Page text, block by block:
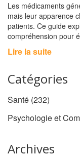
Les médicaments
mais leur apparence
patients. Ce guide
compréhension pour
Lire la suite
Catégories
Santé (232)
Psychologie et
Archives